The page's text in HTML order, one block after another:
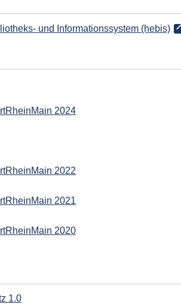
und Informationssystem (hebis)
2024
2022
2021
2020
1.0